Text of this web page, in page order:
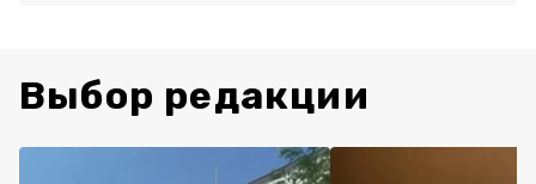
Выбор редакции